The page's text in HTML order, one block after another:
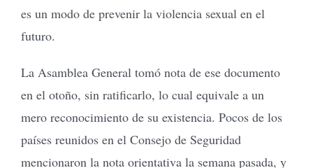
es un modo de prevenir la violencia sexual en el
futuro.
La Asamblea General tomó nota de ese documento
en el otoño, sin ratificarlo, lo cual equivale a un
mero reconocimiento de su existencia. Pocos de los
países reunidos en el Consejo de Seguridad
mencionaron la nota orientativa la semana pasada, y